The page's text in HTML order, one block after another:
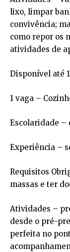
lixo, limpar
convivência;
como repor os
atividades de
Disponível até
1 vaga –
Escolaridade –
Experiência –
Requisitos
massas e ter
Atividades –
desde o pré-
perfeita no